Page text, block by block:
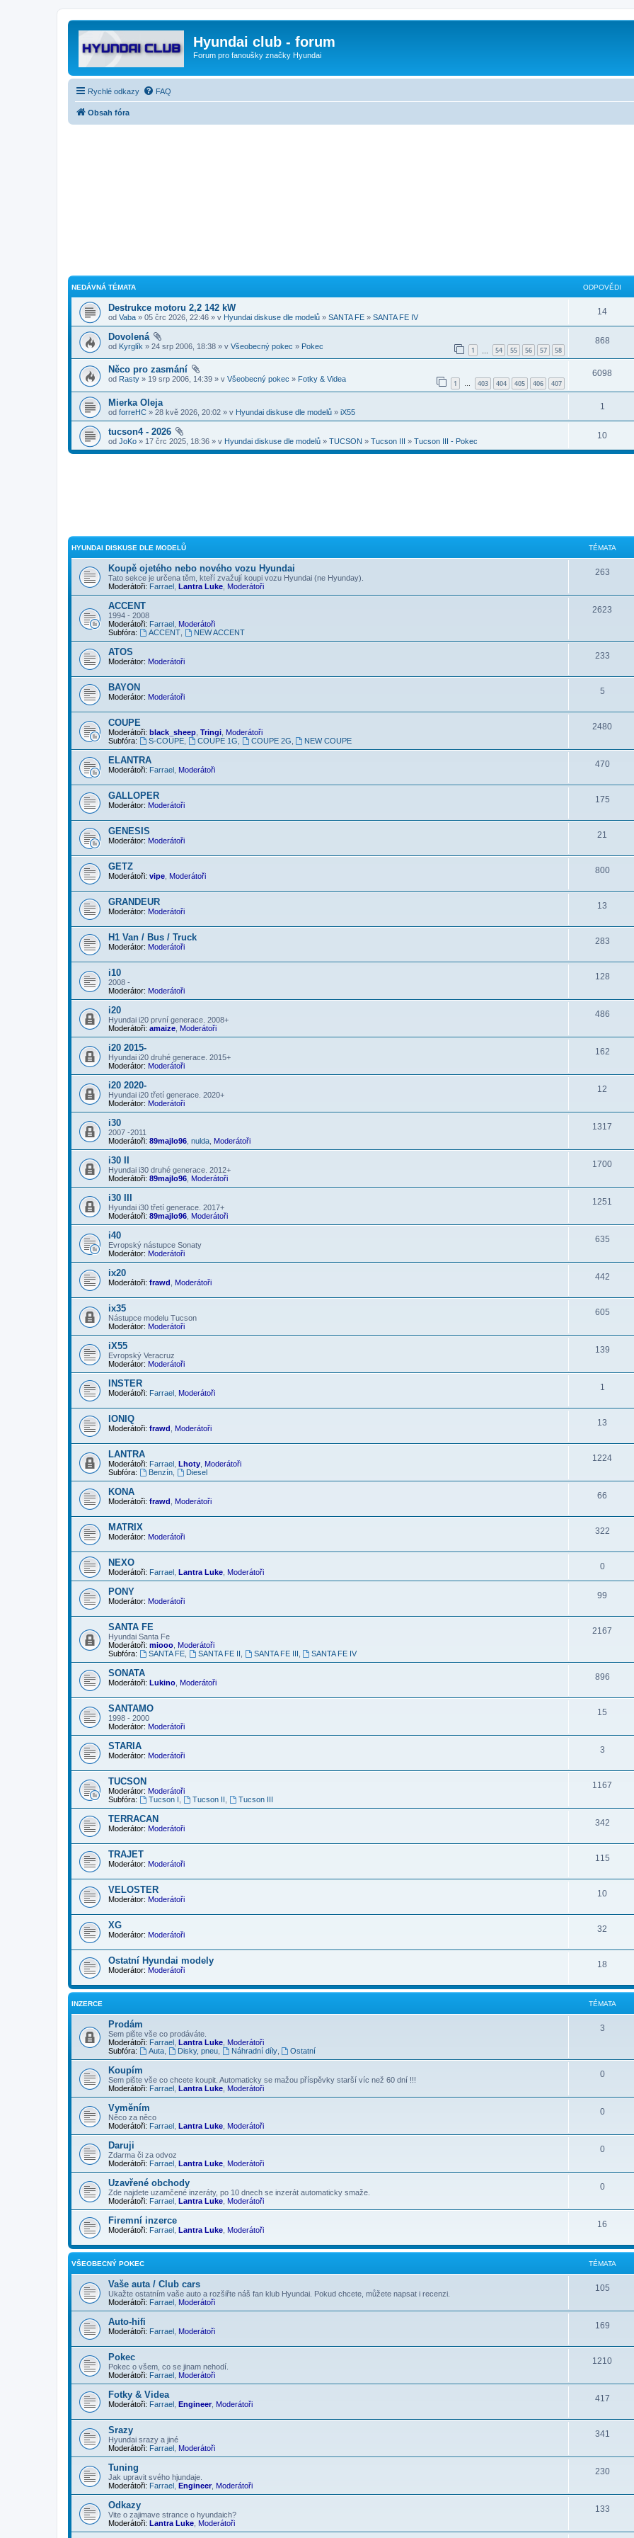
Hyundai club - forum
Forum pro fanoušky značky Hyundai
Rychlé odkazy FAQ
Obsah fóra
NEDÁVNÁ TÉMATA ODPOVĚDI
Destrukce motoru 2,2 142 kW
od Vaba » 05 črc 2026, 22:46 » v Hyundai diskuse dle modelů » SANTA FE » SANTA FE IV
14
Dovolená
1 54 55 56 57 58
od Kyrglík » 24 srp 2006, 18:38 » v Všeobecný pokec » Pokec
868
Něco pro zasmání
1 … 403 404 405 406 407
od Rasty » 19 srp 2006, 14:39 » v Všeobecný pokec » Fotky & Videa
6098
Mierka Oleja
od forreHC » 28 kvě 2026, 20:02 » v Hyundai diskuse dle modelů » iX55
1
tucson4 - 2026
od JoKo » 17 črc 2025, 18:36 » v Hyundai diskuse dle modelů » TUCSON » Tucson III » Tucson III - Pokec
10
HYUNDAI DISKUSE DLE MODELŮ TÉMATA
Koupě ojetého nebo nového vozu Hyundai
Tato sekce je určena těm, kteří zvažují koupi vozu Hyundai (ne Hyunday).
Moderátoři: Farrael Lantra Luke Moderátoři
263
ACCENT
1994 - 2008
Moderátoři: Farrael Moderátoři
Subfóra:
ACCENT, NEW ACCENT
2623
ATOS
Moderátor: Moderátoři
233
BAYON
Moderátor: Moderátoři
5
COUPE
Moderátoři: black_sheep Tringi Moderátoři
Subfóra:
S-COUPE, COUPE 1G COUPE 2G NEW COUPE
2480
ELANTRA
Moderátoři: Farrael Moderátoři
470
GALLOPER
Moderátor: Moderátoři
175
GENESIS
Moderátor: Moderátoři
21
GETZ
Moderátoři: vipe Moderátoři
800
GRANDEUR
Moderátor: Moderátoři
13
H1 Van / Bus / Truck
Moderátor: Moderátoři
283
i10
2008 -
Moderátor: Moderátoři
128
i20
Hyundai i20 první generace. 2008+
Moderátoři: amaize Moderátoři
486
i20 2015-
Hyundai i20 druhé generace. 2015+
Moderátor: Moderátoři
162
i20 2020-
Hyundai i20 třetí generace. 2020+
Moderátor: Moderátoři
12
i30
2007 -2011
Moderátoři: 89majlo96 nulda Moderátoři
1317
i30 II
Hyundai i30 druhé generace. 2012+
Moderátoři: 89majlo96 Moderátoři
1700
i30 III
Hyundai i30 třetí generace. 2017+
Moderátoři: 89majlo96 Moderátoři
1251
i40
Evropský nástupce Sonaty
Moderátor: Moderátoři
635
ix20
Moderátoři: frawd Moderátoři
442
ix35
Nástupce modelu Tucson
Moderátor: Moderátoři
605
iX55
Evropský Veracruz
Moderátor: Moderátoři
139
INSTER
Moderátoři: Farrael Moderátoři
1
IONIQ
Moderátoři: frawd Moderátoři
13
LANTRA
Moderátoři: Farrael Lhoty Moderátoři
Subfóra:
Benzín, Diesel
1224
KONA
Moderátoři: frawd Moderátoři
66
MATRIX
Moderátor: Moderátoři
322
NEXO
Moderátoři: Farrael Lantra Luke Moderátoři
0
PONY
Moderátor: Moderátoři
99
SANTA FE
Hyundai Santa Fe
Moderátoři: miooo Moderátoři
Subfóra:
SANTA FE, SANTA FE II SANTA FE III SANTA FE IV
2167
SONATA
Moderátoři: Lukino Moderátoři
896
SANTAMO
1998 - 2000
Moderátor: Moderátoři
15
STARIA
Moderátor: Moderátoři
3
TUCSON
Moderátor: Moderátoři
Subfóra:
Tucson I Tucson II Tucson III
1167
TERRACAN
Moderátor: Moderátoři
342
TRAJET
Moderátor: Moderátoři
115
VELOSTER
Moderátor: Moderátoři
10
XG
Moderátor: Moderátoři
32
Ostatní Hyundai modely
Moderátor: Moderátoři
18
INZERCE TÉMATA
Prodám
Sem pište vše co prodáváte.
Moderátoři: Farrael Lantra Luke Moderátoři
Subfóra:
Auta, Disky, pneu, Náhradní díly, Ostatní
3
Koupím
Sem pište vše co chcete koupit. Automaticky se mažou příspěvky starší víc než 60 dní !!!
Moderátoři: Farrael Lantra Luke Moderátoři
0
Vyměním
Něco za něco
Moderátoři: Farrael Lantra Luke Moderátoři
0
Daruji
Zdarma či za odvoz
Moderátoři: Farrael Lantra Luke Moderátoři
0
Uzavřené obchody
Zde najdete uzamčené inzeráty, po 10 dnech se inzerát automaticky smaže.
Moderátoři: Farrael Lantra Luke Moderátoři
0
Firemní inzerce
Moderátoři: Farrael Lantra Luke Moderátoři
16
VŠEOBECNÝ POKEC TÉMATA
Vaše auta / Club cars
Ukažte ostatním vaše auto a rozšiřte náš fan klub Hyundai. Pokud chcete, můžete napsat i recenzi.
Moderátoři: Farrael Moderátoři
105
Auto-hifi
Moderátoři: Farrael Moderátoři
169
Pokec
Pokec o všem, co se jinam nehodí.
Moderátoři: Farrael Moderátoři
1210
Fotky & Videa
Moderátoři: Farrael Engineer, Moderátoři
417
Srazy
Hyundai srazy a jiné
Moderátoři: Farrael Moderátoři
341
Tuning
Jak upravit svého hjundaje.
Moderátoři: Farrael Engineer, Moderátoři
230
Odkazy
Vite o zajimave strance o hyundaich?
Moderátoři: Lantra Luke Moderátoři
133